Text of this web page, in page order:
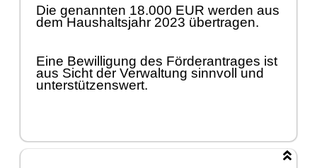
Diegenannten 18.000 EUR werden aus
dem Haushaltsjahr 2023 übertragen.
Eine Bewilligung des Förderantrages ist
aus Sicht der Verwaltung sinnvoll und
unterstützenswert.